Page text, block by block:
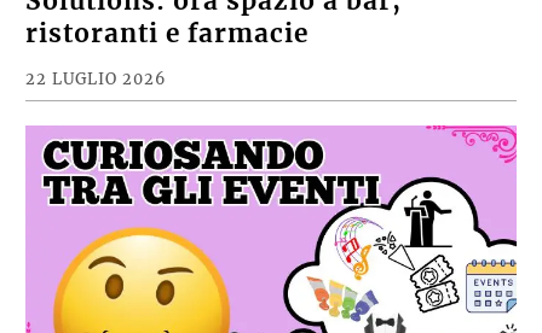
ristoranti e farmacie
22 LUGLIO 2026